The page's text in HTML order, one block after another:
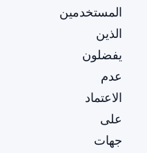
المستخدمين
الذين
يفضلون
عدم
الاعتماد
على
جهات